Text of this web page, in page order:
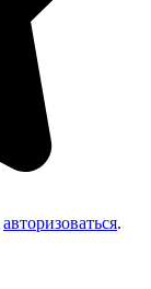
авторизоваться.